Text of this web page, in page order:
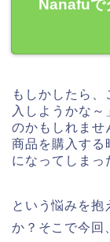
Nanafuで
もしかしたら
入しようかな
のかもしれま
商品を購入する
になってしまっ
という悩みを抱
か？そこで今回